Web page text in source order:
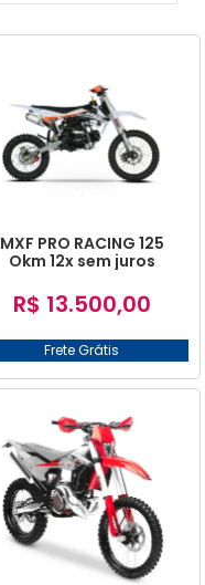
MXF PRO RACING 125
Okm 12x sem juros
R$ 13.500,00
Frete Grátis